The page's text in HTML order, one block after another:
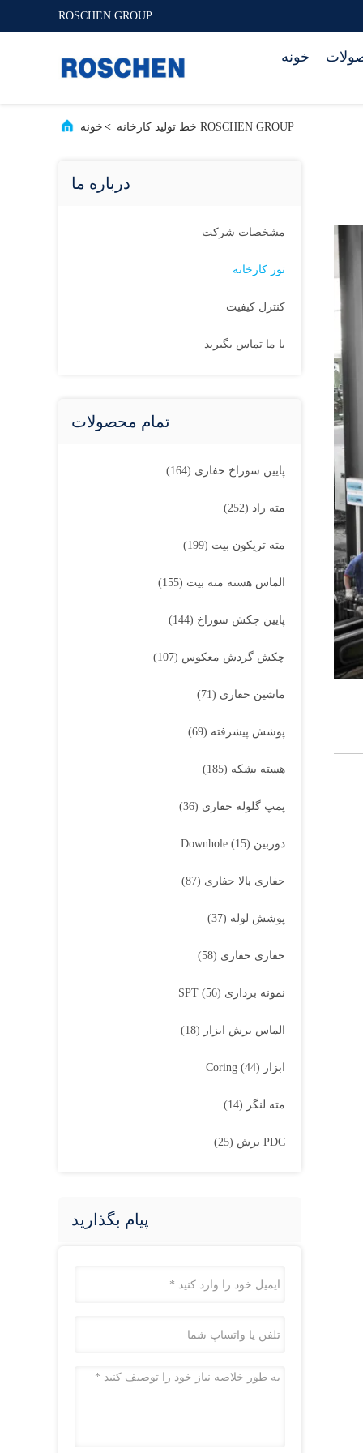
ROSCHEN GROUP
خونه
خونه > ROSCHEN GROUP خط تولید کارخانه
درباره ما
مشخصات شرکت
تور کارخانه
کنترل کیفیت
با ما تماس بگیرید
تمام محصولات
پایین سوراخ حفاری (164)
مته راد (252)
مته تریکون بیت (199)
الماس هسته مته بیت (155)
پایین چکش سوراخ (144)
چکش گردش معکوس (107)
ماشین حفاری (71)
پوشش پیشرفته (69)
هسته بشکه (185)
پمپ گلوله حفاری (36)
دوربین Downhole (15)
حفاری بالا حفاری (87)
پوشش لوله (37)
حفاری حفاری (58)
نمونه برداری SPT (56)
الماس برش ابزار (18)
ابزار Coring (44)
مته لنگر (14)
PDC برش (25)
پیام بگذارید